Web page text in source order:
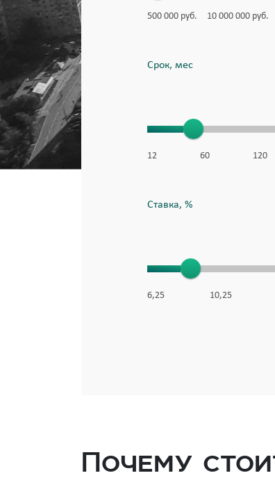
500 000 руб. 10 000 000 руб.
Срок, мес
12 60 120
Ставка, %
6,25 10,25
Почему